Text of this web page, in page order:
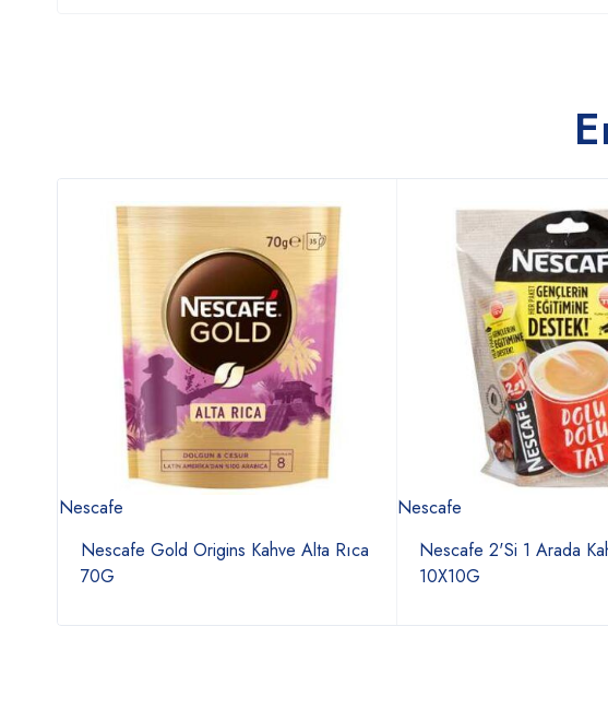
Nescafe
Nescafe Gold Origins Kahve Alta Rıca
70G
Nescafe
Nescafe 2'Si 1 Arada
10X10G